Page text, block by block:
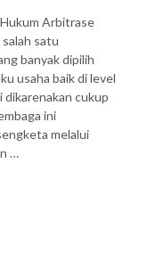
Arbitrase
satu
banyak dipilih
usaha baik di level
dikarenakan cukup
ini
melalui
…